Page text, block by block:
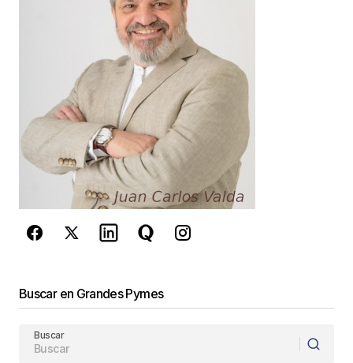
*
Guarda mi nombre, correo electrónico y web en
este navegador para la próxima vez que
comente.
Este sitio esta protegido por
reCAPTCHA y laPolítica de
privacidady losTérminos del servicio
de Google se aplican.
Buscar en Grandes Pymes
Buscar